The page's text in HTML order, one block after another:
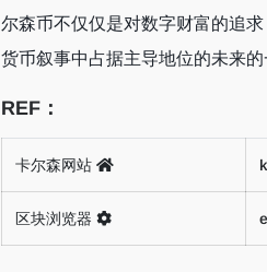
尔森币不仅仅是对数字财富的追
货币叙事中占据主导地位的未来的
REF：
卡尔森网站
区块浏览器